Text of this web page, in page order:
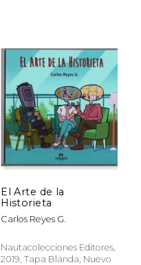
El Arte de la
Historieta
Carlos Reyes G.
Nautacolecciones Editores,
2019, Tapa Blanda, Nuevo